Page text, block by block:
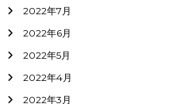
2022年7月
2022年6月
2022年5月
2022年4月
2022年3月